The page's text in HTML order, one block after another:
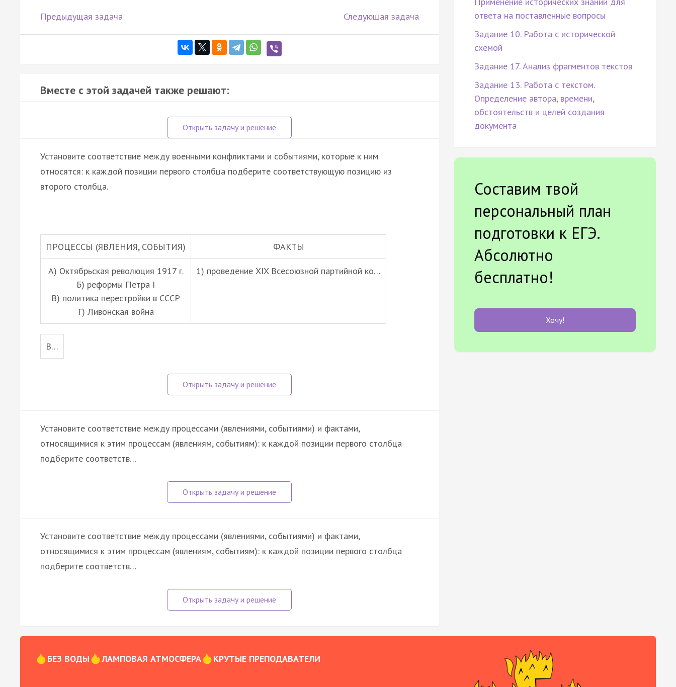
Предыдущая задача Следующая задача
Вместе с этой задачей также решают:
Установите соответствие между военными конфликтами и событиями, которые к ним
относятся: к каждой позиции первого столбца подберите соответствующую позицию из
второго столбца.
ПРОЦЕССЫ (ЯВЛЕНИЯ, СОБЫТИЯ) ФАКТЫ
А) Октябрьская революция 1917 г.
Б) реформы Петра I
В) политика перестройки в СССР
Г) Ливонская война
1) проведение XIX Всесоюзной партийной ко…
В…
Установите соответствие между процессами (явлениями, событиями) и фактами,
относящимися к этим процессам (явлениям, событиям): к каждой позиции первого столбца
подберите соответств…
Установите соответствие между процессами (явлениями, событиями) и фактами,
относящимися к этим процессам (явлениям, событиям): к каждой позиции первого столбца
подберите соответств…
ответа на поставленные вопросы
Задание 10. Работа с исторической
схемой
Задание 17. Анализ фрагментов текстов
Задание 13. Работа с текстом.
Определение автора, времени,
обстоятельств и целей создания
документа
Составим твой
персональный план
подготовки к ЕГЭ.
Абсолютно
бесплатно!
Хочу!
БЕЗ ВОДЫ ЛАМПОВАЯ АТМОСФЕРА КРУТЫЕ ПРЕПОДАВАТЕЛИ